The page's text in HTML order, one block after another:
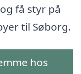
få styr på
til Søborg.
hos